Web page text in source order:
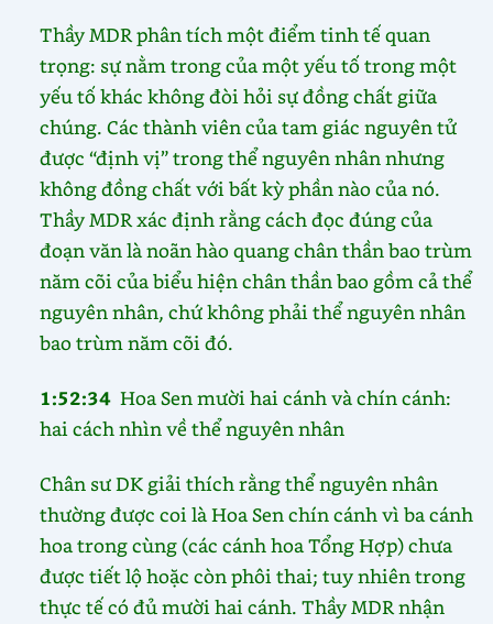
Thầy MDR phân tích một điểm tinh tế quan
trọng: sự nằm trong của một yếu tố trong một
yếu tố khác không đòi hỏi sự đồng chất giữa
chúng. Các thành viên của tam giác nguyên tử
được “định vị” trong thể nguyên nhân nhưng
không đồng chất với bất kỳ phần nào của nó.
Thầy MDR xác định rằng cách đọc đúng của
đoạn văn là noãn hào quang chân thần bao trùm
năm cõi của biểu hiện chân thần bao gồm cả thể
nguyên nhân, chứ không phải thể nguyên nhân
bao trùm năm cõi đó.
1:52:34Hoa Sen mười hai cánh và chín cánh:
hai cách nhìn về thể nguyên nhân
Chân sư DK giải thích rằng thể nguyên nhân
thường được coi là Hoa Sen chín cánh vì ba cánh
hoa trong cùng (các cánh hoa Tổng Hợp) chưa
được tiết lộ hoặc còn phôi thai; tuy nhiên trong
thực tế có đủ mười hai cánh. Thầy MDR nhận